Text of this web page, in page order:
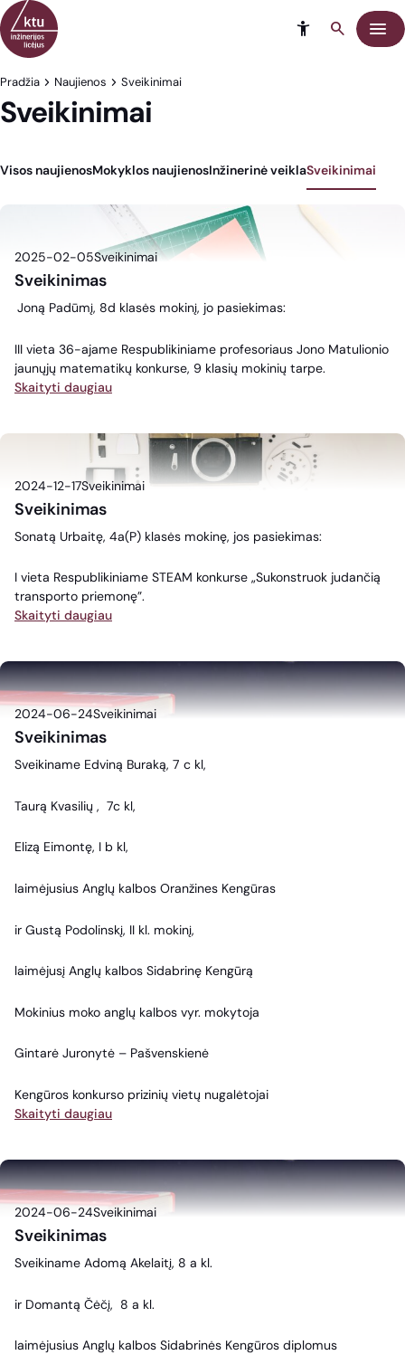
Eiti į turinį
Meniu
Pradžia Naujienos Sveikinimai
Sveikinimai
Visos naujienosMokyklos naujienosInžinerinė veiklaSveikinimai
2025-02-05Sveikinimai
Sveikinimas
Joną Padūmį, 8d klasės mokinį, jo pasiekimas:
III vieta 36-ajame Respublikiniame profesoriaus Jono Matulionio
jaunųjų matematikų konkurse, 9 klasių mokinių tarpe.
Skaityti daugiau
2024-12-17Sveikinimai
Sveikinimas
Sonatą Urbaitę, 4a(P) klasės mokinę, jos pasiekimas:
I vieta Respublikiniame STEAM konkurse „Sukonstruok judančią
transporto priemonę”.
Skaityti daugiau
2024-06-24Sveikinimai
Sveikinimas
Sveikiname Edviną Buraką, 7 c kl,
Taurą Kvasilių , 7c kl,
Elizą Eimontę, I b kl,
laimėjusius Anglų kalbos Oranžines Kengūras
ir Gustą Podolinskį, II kl. mokinį,
laimėjusį Anglų kalbos Sidabrinę Kengūrą
Mokinius moko anglų kalbos vyr. mokytoja
Gintarė Juronytė – Pašvenskienė
Kengūros konkurso prizinių vietų nugalėtojai
Skaityti daugiau
2024-06-24Sveikinimai
Sveikinimas
Sveikiname Adomą Akelaitį, 8 a kl.
ir Domantą Čėčį, 8 a kl.
laimėjusius Anglų kalbos Sidabrinės Kengūros diplomus